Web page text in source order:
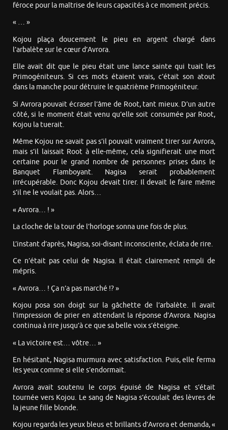
féroce pour la maîtrise de leurs capacités à ce moment précis.
« … »
Kojou plaça doucement le pieu en argent chargé dans
l’arbalète sur le cœur d’Avrora.
Elle avait dit que le pieu était une lance sainte qui tuait les
Primogéniteurs. Si ces mots étaient vrais, c’était son atout
dans la manche pour détruire le quatrième Primogéniteur.
Si Avrora pouvait écraser l’âme de Root, tant mieux. D’un autre
côté, si le moment était venu qu’elle soit consumée par Root,
Kojou la tuerait.
Même Kojou ne savait pas s’il pouvait vraiment tirer sur Avrora,
mais s’il laissait Root à elle-même, cela signifierait une mort
certaine pour le grand nombre de personnes prises dans le
Banquet Flamboyant. Nagisa serait probablement
irrécupérable. Donc Kojou devait tirer. Il devait le faire même
s’il ne le voulait pas. Alors…
« Avrora… ! »
La cloche de la tour de l’horloge sonna une fois de plus.
L’instant d’après, Nagisa, soi-disant inconsciente, éclata de rire.
Ce n’était pas celui de Nagisa. Il était clairement rempli de
mépris.
« Avrora… ! Ça n’a pas marché !? »
Kojou posa son doigt sur la gâchette de l’arbalète. Il avait
l’impression de prier en attendant la réponse d’Avrora. Nagisa
continua à rire jusqu’à ce que sa belle voix s’éteigne.
« La victoire est… vôtre… »
En hésitant, Nagisa murmura avec satisfaction. Puis, elle ferma
les yeux comme si elle s’endormait.
Avrora avait soutenu le corps épuisé de Nagisa et s’était
tournée vers Kojou. Le sang de Nagisa s’écoulait des lèvres de
la jeune fille blonde.
Kojou regarda les yeux bleus et brillants d’Avrora et demanda, «